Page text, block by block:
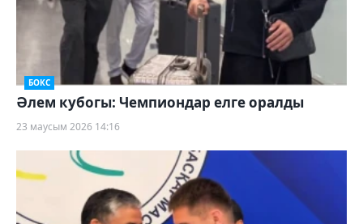
БОКС
Әлем кубогы: Чемпиондар елге оралды
23 маусым 2026 14:16